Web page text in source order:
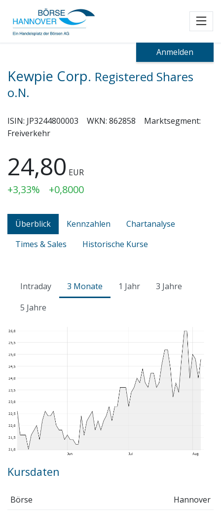
Anmelden
Kewpie Corp. Registered Shares
o.N.
ISIN: JP3244800003 WKN: 862858
Marktsegment:
Freiverkehr
24,80 EUR
+3,33% +0,8000
Überblick Kennzahlen
Chartanalyse
Times & Sales
Historische Kurse
Intraday 3 Monate 1 Jahr
3 Jahre
5 Jahre
Kursdaten
Börse
Hannover